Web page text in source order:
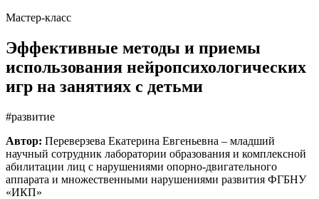
Мастер-класс
Эффективные методы и приемы
использования нейропсихологических
игр на занятиях с детьми
#развитие
Автор: Переверзева Екатерина Евгеньевна – младший
научный сотрудник лаборатории образования и комплексной
абилитации лиц с нарушениями опорно-двигательного
аппарата и множественными нарушениями развития ФГБНУ
«ИКП»